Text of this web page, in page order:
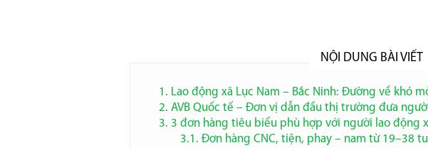
NỘI DUNG BÀI VIẾT
1. Lao động xã Lục Nam – Bắc Ninh: Đường về khó
2. AVB Quốc tế – Đơn vị dẫn đầu thị trường đưa
3. 3 đơn hàng tiêu biểu phù hợp với người lao động
3.1. Đơn hàng CNC, tiện, phay – nam từ 19–38